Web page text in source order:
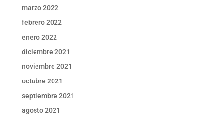
marzo 2022
febrero 2022
enero 2022
diciembre 2021
noviembre 2021
octubre 2021
septiembre 2021
agosto 2021